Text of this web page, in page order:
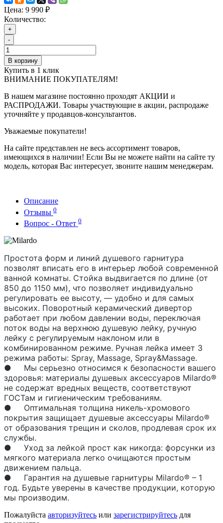
Цена: 9 990 ₽
Количество:
+
-
В корзину
Купить в 1 клик
ВНИМАНИЕ ПОКУПАТЕЛЯМ!
В нашем магазине постоянно проходят АКЦИИ и
РАСПРОДАЖИ. Товары участвующие в акции, распродаже
уточняйте у продавцов-консультантов.
Уважаемые покупатели!
На сайте представлен не весь ассортимент товаров,
имеющихся в наличии! Если Вы не можете найти на сайте ту
модель, которая Вас интересует, звоните нашим менеджерам.
Описание
Отзывы 0
Вопрос - Ответ 0
Простота форм и линий душевого гарнитура
позволят вписать его в интерьер любой современной
ванной комнаты. Стойка выдвигается по длине (от
850 до 1150 мм), что позволяет индивидуально
регулировать ее высоту, — удобно и для самых
высоких. Поворотный керамический дивертор
работает при любом давлении воды, переключая
поток воды на верхнюю душевую лейку, ручную
лейку с регулируемым наклоном или в
комбинированном режиме. Ручная лейка имеет 3
режима работы: Spray, Massage, Spray&Massage.
●	Мы серьезно относимся к безопасности вашего
здоровья: материалы душевых аксессуаров Milardo®
не содержат вредных веществ, соответствуют
ГОСТам и гигиеническим требованиям.
●	Оптимальная толщина никель-хромового
покрытия защищает душевые аксессуары Milardo®
от образования трещин и сколов, продлевая срок их
службы.
●	Уход за лейкой прост как никогда: форсунки из
мягкого материала легко очищаются простым
движением пальца.
●	Гарантия на душевые гарнитуры Milardo® – 1
год. Будьте уверены в качестве продукции, которую
мы производим.
Пожалуйста авторизуйтесь или зарегистрируйтесь для